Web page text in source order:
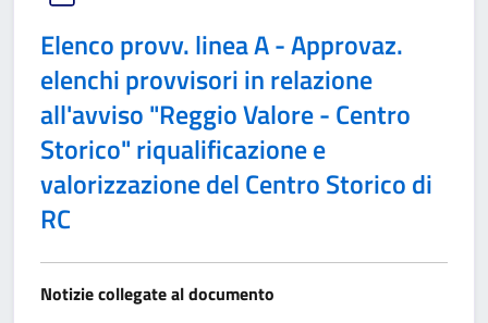
Elenco provv. linea A - Approvaz.
elenchi provvisori in relazione
all'avviso "Reggio Valore - Centro
Storico" riqualificazione e
valorizzazione del Centro Storico di
RC
Notizie collegate al documento